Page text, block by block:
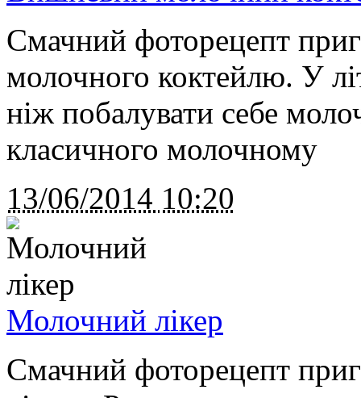
Смачний фоторецепт
молочного коктейлю. У
ніж побалувати себе
класичного молочному
13/06/2014 10:20
Молочний лікер
Смачний фоторецепт